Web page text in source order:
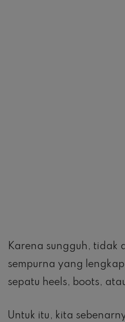
Karena sungguh, tidak
sempurna yang
sepatu heels, boots,
Untuk itu, kita